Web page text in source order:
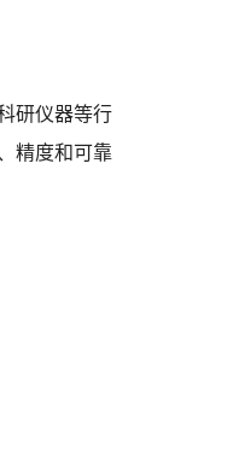
研仪器等行
精度和可靠